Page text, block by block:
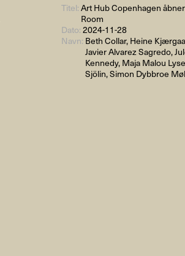
Titel:Art Hub Copenhagen
Room
Dato:2024-11-28
Navn: Beth Collar, Heine
Javier Alvarez Sagredo,
Kennedy, Maja Malou
Sjölin, Simon Dybbroe